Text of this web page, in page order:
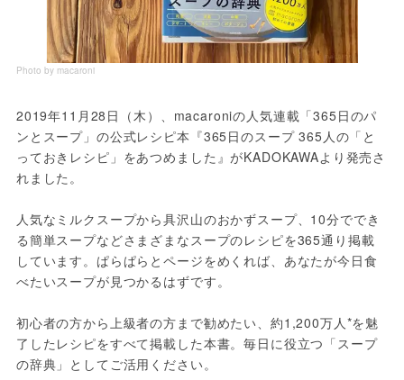
Photo by macaroni
2019年11月28日（木）、macaroniの人気連載「365日のパ
ンとスープ」の公式レシピ本『365日のスープ 365人の「と
っておきレシピ」をあつめました』がKADOKAWAより発売さ
れました。
人気なミルクスープから具沢山のおかずスープ、10分ででき
る簡単スープなどさまざまなスープのレシピを365通り掲載
しています。ぱらぱらとページをめくれば、あなたが今日食
べたいスープが見つかるはずです。
初心者の方から上級者の方まで勧めたい、約1,200万人*を魅
了したレシピをすべて掲載した本書。毎日に役立つ「スープ
の辞典」としてご活用ください。